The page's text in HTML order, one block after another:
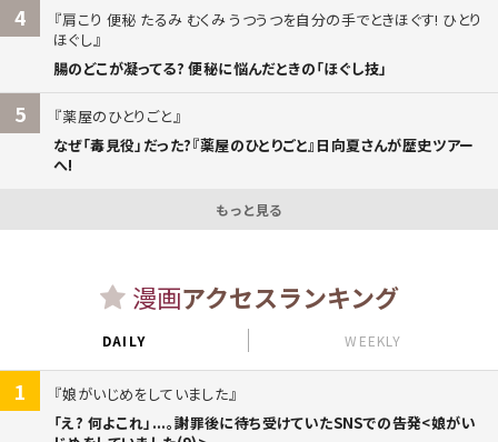
4
肩こり 便秘 たるみ むくみ うつうつを自分の手でときほぐす! ひとり
ほぐし
腸のどこが凝ってる? 便秘に悩んだときの「ほぐし技」
5
薬屋のひとりごと
なぜ「毒見役」だった?『薬屋のひとりごと』日向夏さんが歴史ツアー
へ!
もっと見る
漫画アクセスランキング
DAILY WEEKLY
1
娘がいじめをしていました
「え? 何よこれ」...。謝罪後に待ち受けていたSNSでの告発<娘がい